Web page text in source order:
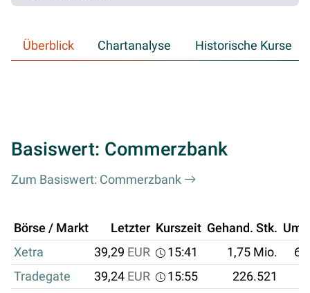
Überblick Chartanalyse Historische Kurse
Basiswert: Commerzbank
Zum Basiswert: Commerzbank
Börse / Markt Letzter Kurszeit Gehand. Stk.
Xetra
39,29 EUR 15:41 1,75 Mio.
Tradegate
39,24 EUR 15:55 226.521